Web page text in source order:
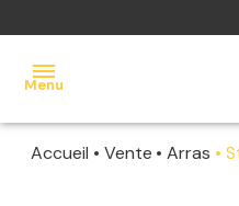
Menu
Accueil Vente Arras